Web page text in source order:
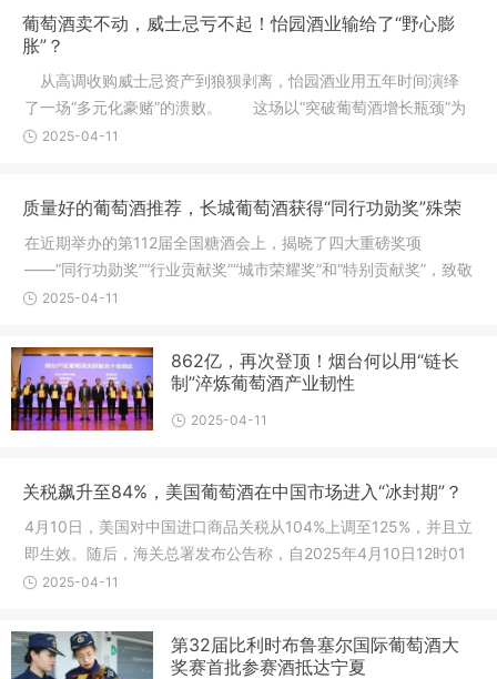
葡萄酒卖不动，威士忌亏不起！怡园酒业输给了“野心膨
胀”？
从高调收购威士忌资产到狼狈剥离，怡园酒业用五年时间演绎
了一场“多元化豪赌”的溃败。 这场以“突破葡萄酒增长瓶颈”为
初衷的战略冒险，不仅让怡园酒业陷入业绩亏损、股价暴跌的泥
2025-04-11
质量好的葡萄酒推荐，长城葡萄酒获得“同行功勋奖”殊荣
在近期举办的第112届全国糖酒会上，揭晓了四大重磅奖项
——“同行功勋奖”“行业贡献奖”“城市荣耀奖”和“特别贡献奖”，致敬
糖酒会七十年征程中的功勋力量。作为中国葡萄酒行业的领军企
2025-04-11
862亿，再次登顶！烟台何以用“链长
制”淬炼葡萄酒产业韧性
2025-04-11
关税飙升至84%，美国葡萄酒在中国市场进入“冰封期”？
4月10日，美国对中国进口商品关税从104%上调至125%，并且立
即生效。随后，海关总署发布公告称，自2025年4月10日12时01
分起，对原产于美国的所有进口商品，在现行适用关税税率基础
2025-04-11
第32届比利时布鲁塞尔国际葡萄酒大
奖赛首批参赛酒抵达宁夏